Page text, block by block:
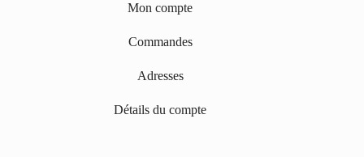
Mon compte
Commandes
Adresses
Détails du compte